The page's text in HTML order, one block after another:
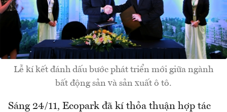
Lễ kí kết đánh dấu bước phát triển mới giữa ngành
bất động sản và sản xuất ô tô.
Sáng 24/11, Ecopark đã kí thỏa thuận hợp tác